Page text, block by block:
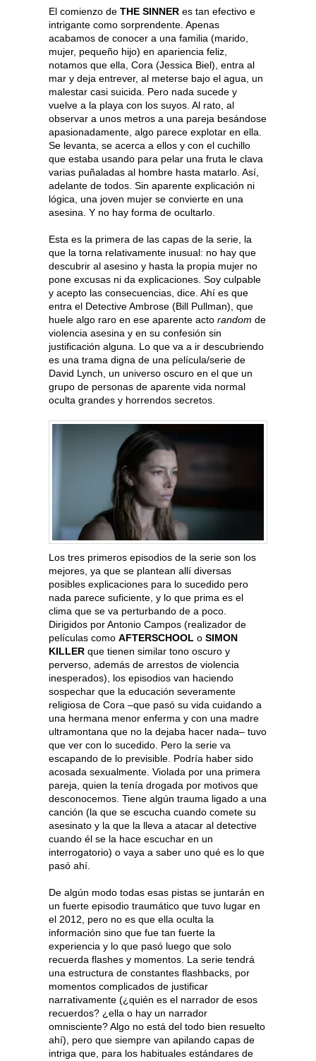
El comienzo de THE SINNER es tan efectivo e
intrigante como sorprendente. Apenas
acabamos de conocer a una familia (marido,
mujer, pequeño hijo) en apariencia feliz,
notamos que ella, Cora (Jessica Biel), entra al
mar y deja entrever, al meterse bajo el agua, un
malestar casi suicida. Pero nada sucede y
vuelve a la playa con los suyos. Al rato, al
observar a unos metros a una pareja besándose
apasionadamente, algo parece explotar en ella.
Se levanta, se acerca a ellos y con el cuchillo
que estaba usando para pelar una fruta le clava
varias puñaladas al hombre hasta matarlo. Así,
adelante de todos. Sin aparente explicación ni
lógica, una joven mujer se convierte en una
asesina. Y no hay forma de ocultarlo.
Esta es la primera de las capas de la serie, la
que la torna relativamente inusual: no hay que
descubrir al asesino y hasta la propia mujer no
pone excusas ni da explicaciones. Soy culpable
y acepto las consecuencias, dice. Ahí es que
entra el Detective Ambrose (Bill Pullman), que
huele algo raro en ese aparente acto random de
violencia asesina y en su confesión sin
justificación alguna. Lo que va a ir descubriendo
es una trama digna de una película/serie de
David Lynch, un universo oscuro en el que un
grupo de personas de aparente vida normal
oculta grandes y horrendos secretos.
Los tres primeros episodios de la serie son los
mejores, ya que se plantean allí diversas
posibles explicaciones para lo sucedido pero
nada parece suficiente, y lo que prima es el
clima que se va perturbando de a poco.
Dirigidos por Antonio Campos (realizador de
películas como AFTERSCHOOL o SIMON
KILLER que tienen similar tono oscuro y
perverso, además de arrestos de violencia
inesperados), los episodios van haciendo
sospechar que la educación severamente
religiosa de Cora –que pasó su vida cuidando a
una hermana menor enferma y con una madre
ultramontana que no la dejaba hacer nada– tuvo
que ver con lo sucedido. Pero la serie va
escapando de lo previsible. Podría haber sido
acosada sexualmente. Violada por una primera
pareja, quien la tenía drogada por motivos que
desconocemos. Tiene algún trauma ligado a una
canción (la que se escucha cuando comete su
asesinato y la que la lleva a atacar al detective
cuando él se la hace escuchar en un
interrogatorio) o vaya a saber uno qué es lo que
pasó ahí.
De algún modo todas esas pistas se juntarán en
un fuerte episodio traumático que tuvo lugar en
el 2012, pero no es que ella oculta la
información sino que fue tan fuerte la
experiencia y lo que pasó luego que solo
recuerda flashes y momentos. La serie tendrá
una estructura de constantes flashbacks, por
momentos complicados de justificar
narrativamente (¿quién es el narrador de esos
recuerdos? ¿ella o hay un narrador
omnisciente? Algo no está del todo bien resuelto
ahí), pero que siempre van apilando capas de
intriga que, para los habituales estándares de